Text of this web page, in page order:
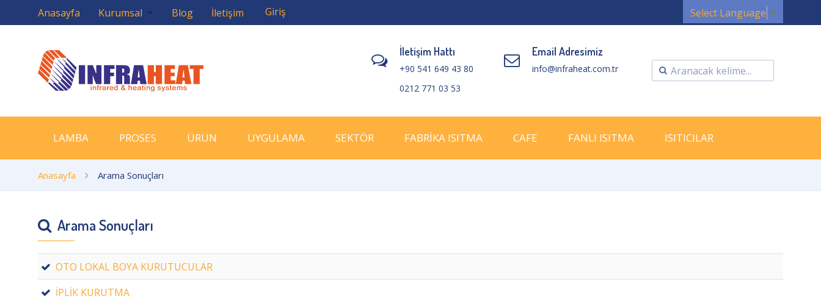
Anasayfa Kurumsal Blog İletişim Giriş Select Language ▼
İletişim Hattı
+90 541 649 43 80
0212 771 03 53
Email Adresimiz
info@infraheat.com.tr
LAMBA PROSES ÜRÜN UYGULAMA SEKTÖR FABRİKA ISITMA CAFE FANLI ISITMA ISITICILAR
Anasayfa Arama Sonuçları
Arama Sonuçları
OTO LOKAL BOYA KURUTUCULAR
İPLİK KURUTMA